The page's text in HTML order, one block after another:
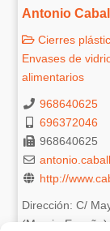
Antonio
Cierres
Envases de
alimentarios
968640625
696372046
968640625
http://
Dirección: C/
(Murcia-España)